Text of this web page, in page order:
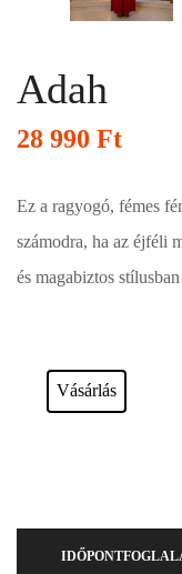
Adah
28 990 Ft
Ez a ragyogó, fémes
számodra, ha az éjféli
és magabiztos
Vásárlás